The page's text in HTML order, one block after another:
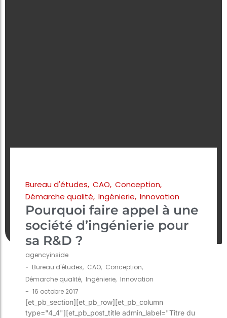
Bureau d'études, CAO, Conception,
Démarche qualité, Ingénierie, Innovation
Pourquoi faire appel à une
société d’ingénierie pour
sa R&D ?
agencyinside
- Bureau d'études, CAO, Conception,
Démarche qualité, Ingénierie, Innovation
- 16 octobre 2017
[et_pb_section][et_pb_row][et_pb_column
type="4_4"][et_pb_post_title admin_label="Titre du